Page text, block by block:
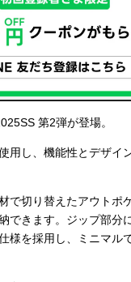
第2弾が登場。
用し、機能性とデザイ
で切り替えたアウトポ
できます。ジップ部分
様を採用し、ミニマル